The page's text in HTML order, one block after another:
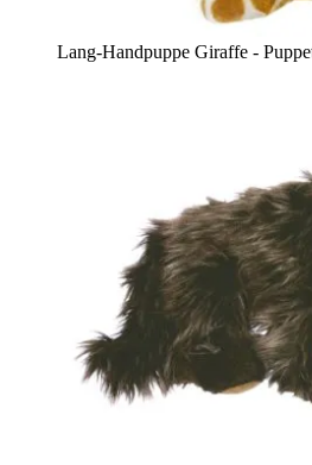
Lang-Handpuppe Giraffe -